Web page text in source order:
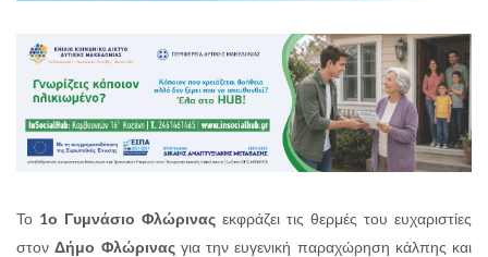
Το 1ο Γυμνάσιο Φλώρινας εκφράζει τις θερμές του ευχαριστίες
στονΔήμο Φλώριναςγια την ευγενική παραχώρηση κάλπης και